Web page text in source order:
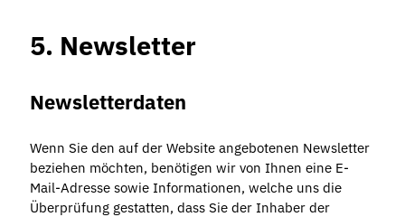
5. Newsletter
Newsletterdaten
Wenn Sie den auf der Website angebotenen Newsletter
beziehen möchten, benötigen wir von Ihnen eine E-
Mail-Adresse sowie Informationen, welche uns die
Überprüfung gestatten, dass Sie der Inhaber der